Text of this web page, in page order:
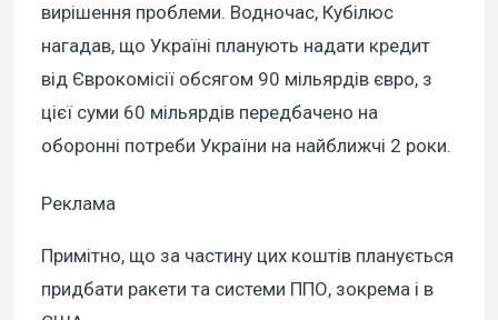
вирішення проблеми. Водночас, Кубілюс
нагадав, що Україні планують надати кредит
від Єврокомісії обсягом 90 мільярдів євро, з
цієї суми 60 мільярдів передбачено на
оборонні потреби України на найближчі 2 роки.
Реклама
Примітно, що за частину цих коштів планується
придбати ракети та системи ППО, зокрема і в